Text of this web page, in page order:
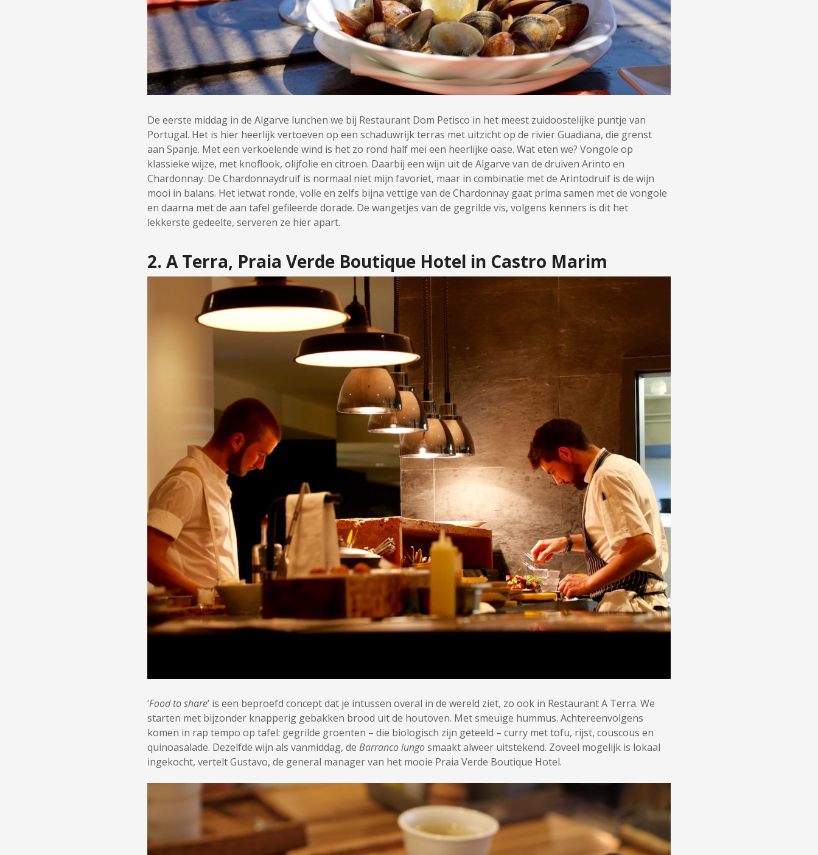
De eerste middag in de Algarve lunchen we bij Restaurant Dom Petisco in het meest zuidoostelijke puntje van
Portugal. Het is hier heerlijk vertoeven op een schaduwrijk terras met uitzicht op de rivier Guadiana, die grenst
aan Spanje. Met een verkoelende wind is het zo rond half mei een heerlijke oase. Wat eten we? Vongole op
klassieke wijze, met knoflook, olijfolie en citroen. Daarbij een wijn uit de Algarve van de druiven Arinto en
Chardonnay. De Chardonnaydruif is normaal niet mijn favoriet, maar in combinatie met de Arintodruif is de wijn
mooi in balans. Het ietwat ronde, volle en zelfs bijna vettige van de Chardonnay gaat prima samen met de vongole
en daarna met de aan tafel gefileerde dorade. De wangetjes van de gegrilde vis, volgens kenners is dit het
lekkerste gedeelte, serveren ze hier apart.
2. A Terra, Praia Verde Boutique Hotel in Castro Marim
‘Food to share‘ is een beproefd concept dat je intussen overal in de wereld ziet, zo ook in Restaurant A Terra. We
starten met bijzonder knapperig gebakken brood uit de houtoven. Met smeuïge hummus. Achtereenvolgens
komen in rap tempo op tafel: gegrilde groenten – die biologisch zijn geteeld – curry met tofu, rijst, couscous en
quinoasalade. Dezelfde wijn als vanmiddag, de Barranco lungosmaakt alweer uitstekend. Zoveel mogelijk is lokaal
ingekocht, vertelt Gustavo, de general manager van het mooie Praia Verde Boutique Hotel.